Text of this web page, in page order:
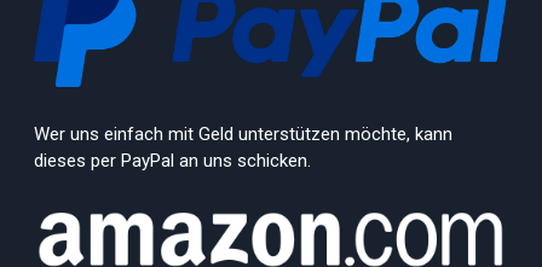
Wer uns einfach mit Geld unterstützen möchte, kann
dieses per PayPal an uns schicken.